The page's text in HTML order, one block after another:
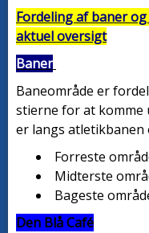
Fordeling af baner
aktuel oversigt
Baner
Baneområde er
stierne for at komme
er langs atletikbanen
Forreste
Midterste
Bageste
Den Blå Café